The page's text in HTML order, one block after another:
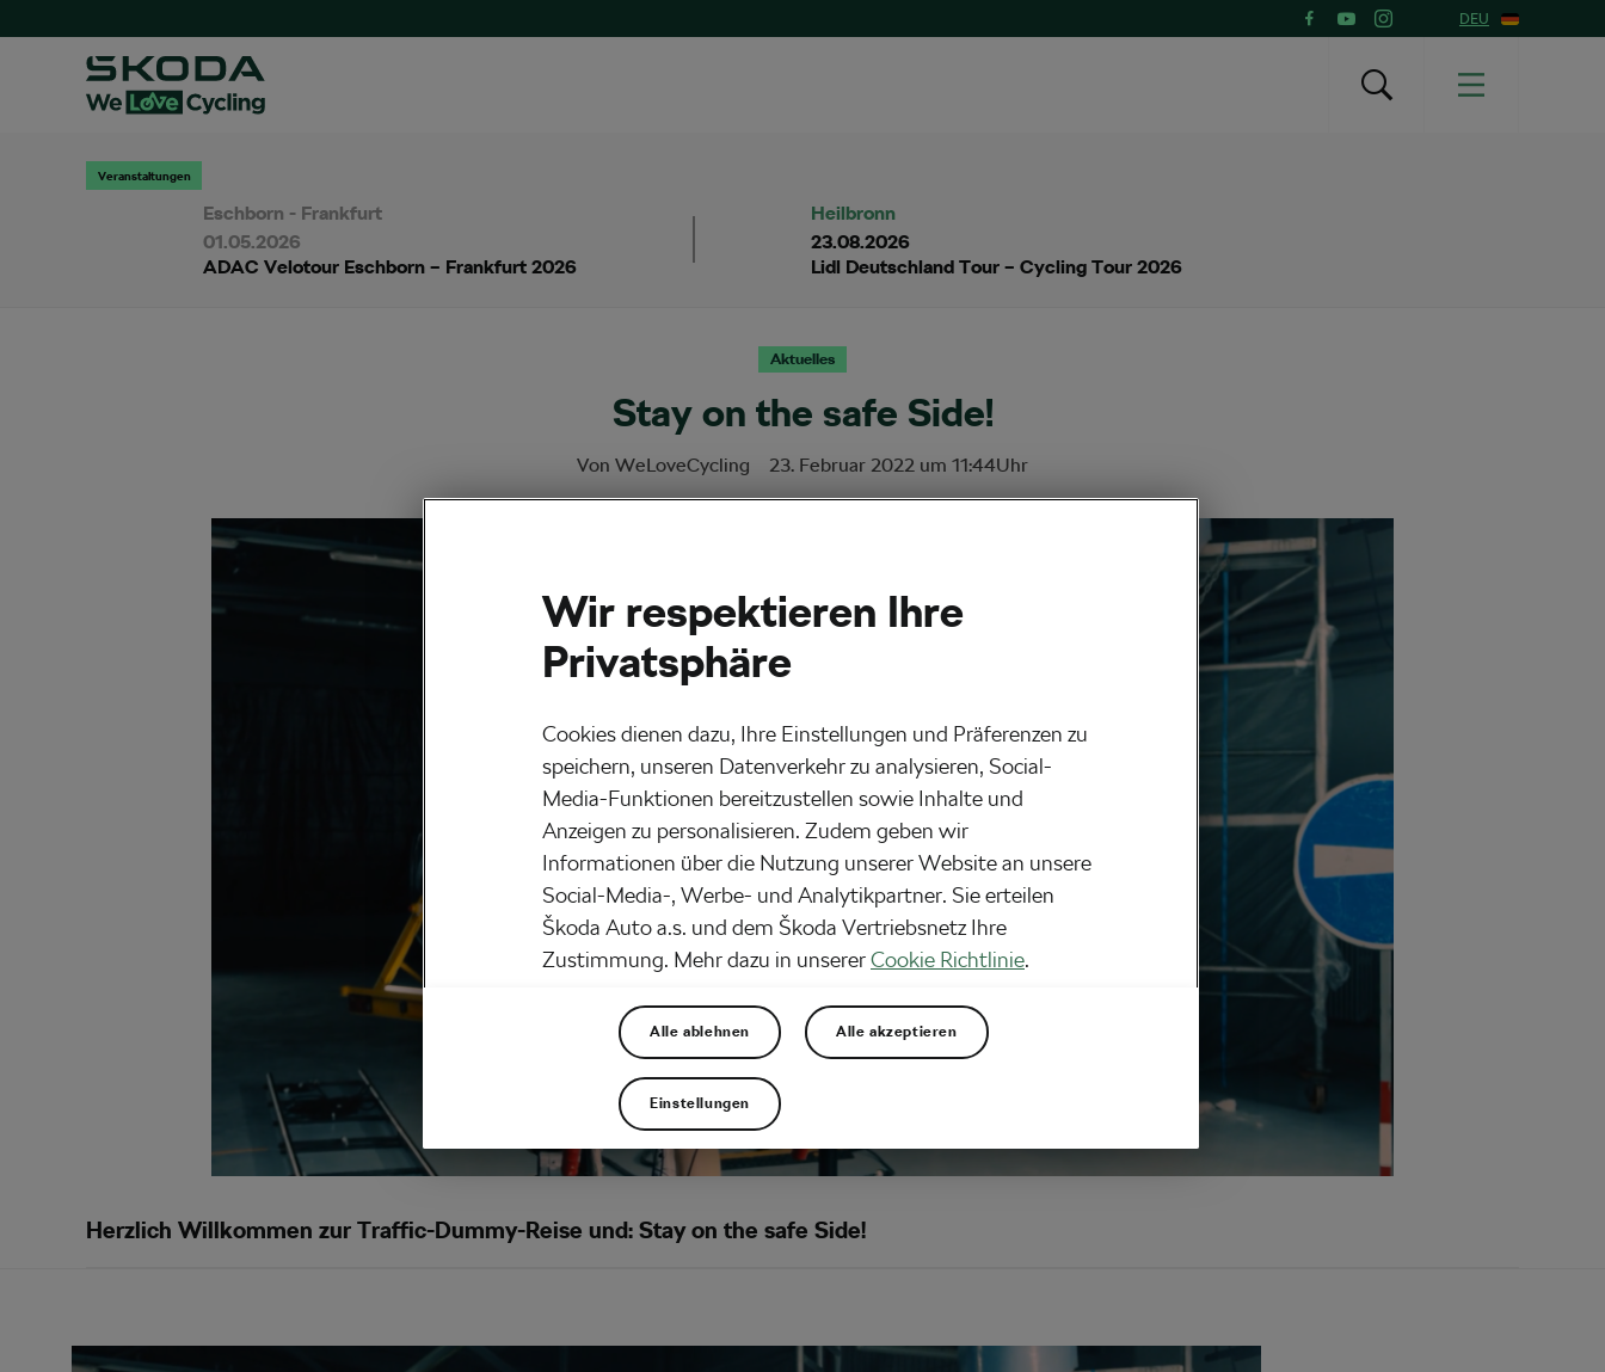
DEU
Veranstaltungen
Eschborn - Frankfurt
01.05.2026
ADAC Velotour Eschborn – Frankfurt 2026
Heilbronn
23.08.2026
Lidl Deutschland Tour – Cycling Tour 2026
Aktuelles
Stay on the safe Side!
Von WeLoveCycling 23. Februar 2022 um 11:44Uhr
Herzlich Willkommen zur Traffic-Dummy-Reise und: Stay on the safe Side!
Wir respektieren Ihre
Privatsphäre
Cookies dienen dazu, Ihre Einstellungen und Präferenzen zu
speichern, unseren Datenverkehr zu analysieren, Social-
Media-Funktionen bereitzustellen sowie Inhalte und
Anzeigen zu personalisieren. Zudem geben wir
Informationen über die Nutzung unserer Website an unsere
Social-Media-, Werbe- und Analytikpartner. Sie erteilen
Škoda Auto a.s. und dem Škoda Vertriebsnetz Ihre
Zustimmung. Mehr dazu in unsererCookie Richtlinie.
Alle ablehnen Alle akzeptieren
Einstellungen